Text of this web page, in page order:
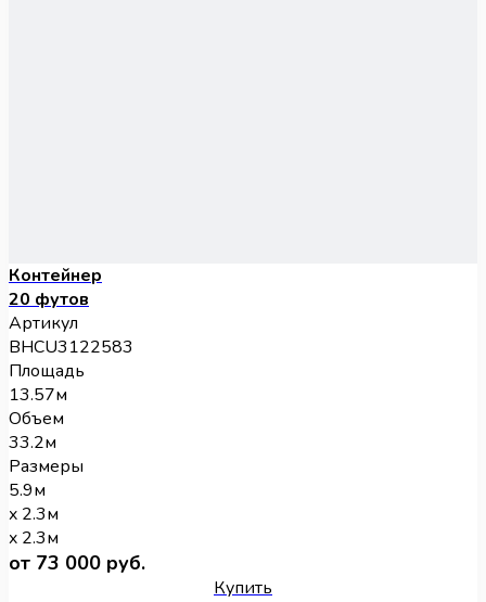
Контейнер
20 футов
Артикул
BHCU3122583
Площадь
13.57м
Объем
33.2м
Размеры
5.9м
x 2.3м
x 2.3м
от 73 000 руб.
Купить